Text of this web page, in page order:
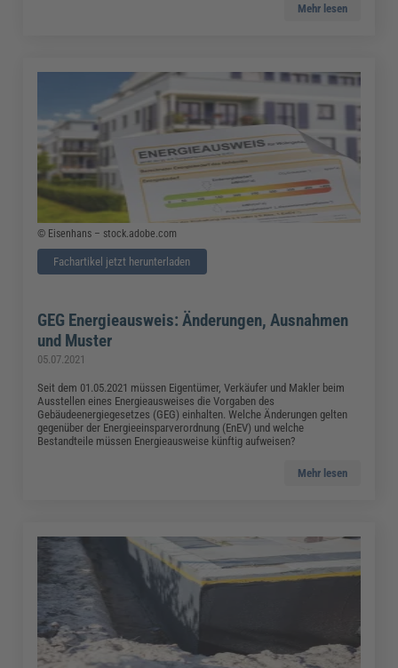
Mehr lesen
© Eisenhans – stock.adobe.com
Fachartikel jetzt herunterladen
GEG Energieausweis: Änderungen, Ausnahmen
und Muster
05.07.2021
Seit dem 01.05.2021 müssen Eigentümer, Verkäufer und Makler beim
Ausstellen eines Energieausweises die Vorgaben des
Gebäudeenergiegesetzes (GEG) einhalten. Welche Änderungen gelten
gegenüber der Energieeinsparverordnung (EnEV) und welche
Bestandteile müssen Energieausweise künftig aufweisen?
Mehr lesen